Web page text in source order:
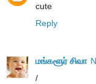
cute
Reply
மங்களூர் சிவா
/